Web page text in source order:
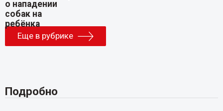
Еще в рубрике
Подробно